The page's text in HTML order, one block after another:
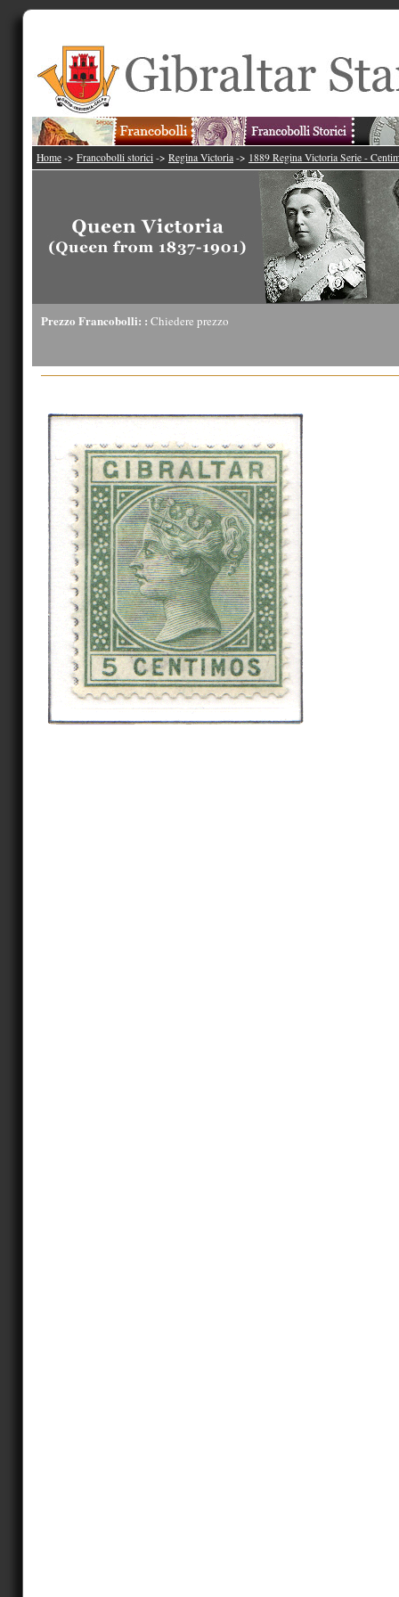
Home -> Francobolli storici -> Regina Victoria -> 1889 Regina Victoria Serie -
Prezzo Francobolli: : Chiedere prezzo